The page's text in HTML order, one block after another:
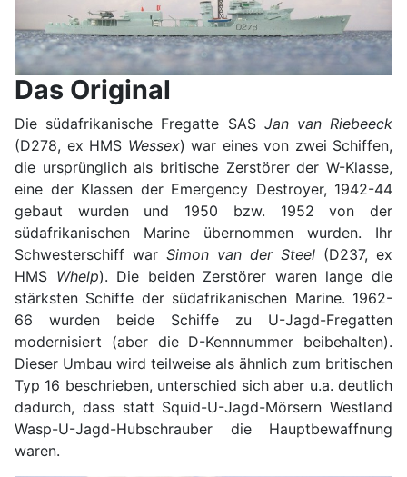
Das Original
Die südafrikanische Fregatte SAS Jan van Riebeeck
(D278, ex HMS Wessex) war eines von zwei Schiffen,
die ursprünglich als britische Zerstörer der W-Klasse,
eine der Klassen der Emergency Destroyer, 1942-44
gebaut wurden und 1950 bzw. 1952 von der
südafrikanischen Marine übernommen wurden. Ihr
Schwesterschiff war Simon van der Steel (D237, ex
HMS Whelp). Die beiden Zerstörer waren lange die
stärksten Schiffe der südafrikanischen Marine. 1962-
66 wurden beide Schiffe zu U-Jagd-Fregatten
modernisiert (aber die D-Kennnummer beibehalten).
Dieser Umbau wird teilweise als ähnlich zum britischen
Typ 16 beschrieben, unterschied sich aber u.a. deutlich
dadurch, dass statt Squid-U-Jagd-Mörsern Westland
Wasp-U-Jagd-Hubschrauber die Hauptbewaffnung
waren.